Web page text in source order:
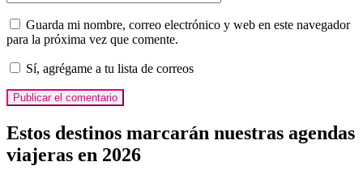
Guarda mi nombre, correo electrónico y web en este navegador
para la próxima vez que comente.
Sí, agrégame a tu lista de correos
Estos destinos marcarán nuestras agendas
viajeras en 2026